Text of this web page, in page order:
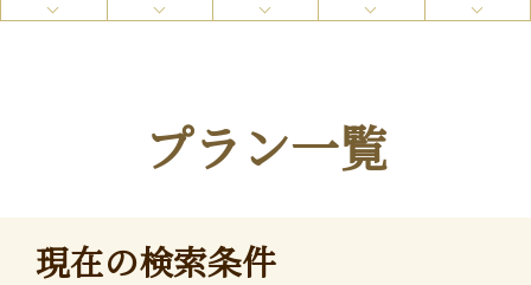
プラン一覧
現在の検索条件